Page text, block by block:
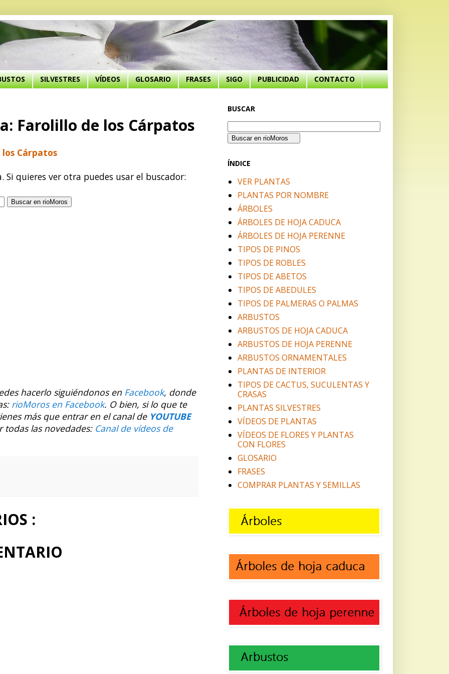
SILVESTRES VÍDEOS GLOSARIO FRASES SIGO PUBLICIDAD CONTACTO
Farolillo de los Cárpatos
Cárpatos
quieres ver otra puedes usar el buscador:
hacerlo siguiéndonos en Facebook, donde
rioMoros en Facebook. O bien, si lo que te
más que entrar en el canal de YOUTUBE
todas las novedades: Canal de vídeos de
:
BUSCAR
ÍNDICE
VER PLANTAS
PLANTAS POR NOMBRE
ÁRBOLES
ÁRBOLES DE HOJA CADUCA
ÁRBOLES DE HOJA PERENNE
TIPOS DE PINOS
TIPOS DE ROBLES
TIPOS DE ABETOS
TIPOS DE ABEDULES
TIPOS DE PALMERAS O PALMAS
ARBUSTOS
ARBUSTOS DE HOJA CADUCA
ARBUSTOS DE HOJA PERENNE
ARBUSTOS ORNAMENTALES
PLANTAS DE INTERIOR
TIPOS DE CACTUS, SUCULENTAS Y
CRASAS
PLANTAS SILVESTRES
VÍDEOS DE PLANTAS
VÍDEOS DE FLORES Y PLANTAS
CON FLORES
GLOSARIO
FRASES
COMPRAR PLANTAS Y SEMILLAS